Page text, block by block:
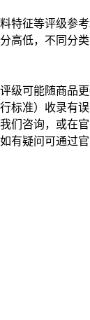
特征等评级参考
高低，不同分
级可能随商品
标准）收录有
们咨询，或在
有疑问可通过官